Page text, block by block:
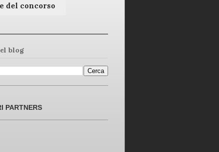
del concorso
blog
PARTNERS